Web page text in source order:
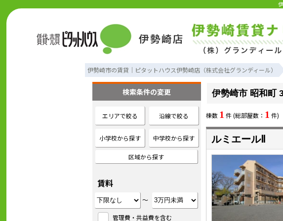
伊勢崎市の賃貸｜ピタットハウス伊勢崎店（株式会社グランディール）
伊勢崎市 昭和町
棟数 1 件 (総部屋数： 1 件)
ルミエールⅡ
検索条件の変更
エリアで絞る 沿線で絞る
小学校から探す 中学校から探す
区域から探す
賃料
～
管理費・共益費を含む